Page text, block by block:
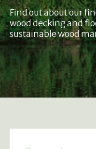
Find out about our
wood decking and
sustainable wood